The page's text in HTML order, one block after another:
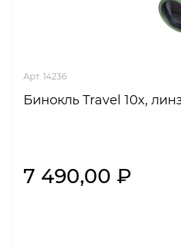
Арт. 14236
Бинокль Travel 10x,
7 490,00 ₽